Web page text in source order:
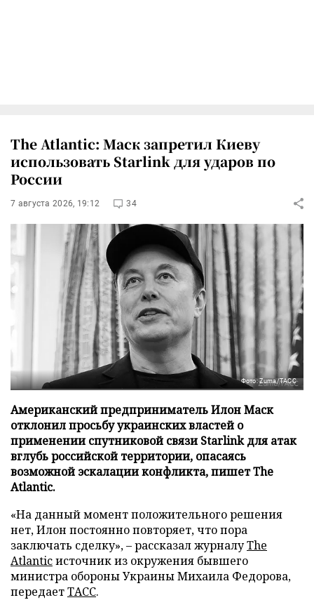
The Atlantic: Маск запретил Киеву
использовать Starlink для ударов по
России
7 августа 2026, 19:12 34
Фото: Zuma/ТАСС
Американский предприниматель Илон Маск
отклонил просьбу украинских властей о
применении спутниковой связи Starlink для атак
вглубь российской территории, опасаясь
возможной эскалации конфликта, пишет The
Atlantic.
«На данный момент положительного решения
нет, Илон постоянно повторяет, что пора
заключать сделку», – рассказал журналуThe
Atlanticисточник из окружения бывшего
министра обороны Украины Михаила Федорова,
передаетТАСС.